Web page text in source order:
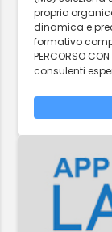
proprio
dinamica e
formativo
PERCORSO
consulenti